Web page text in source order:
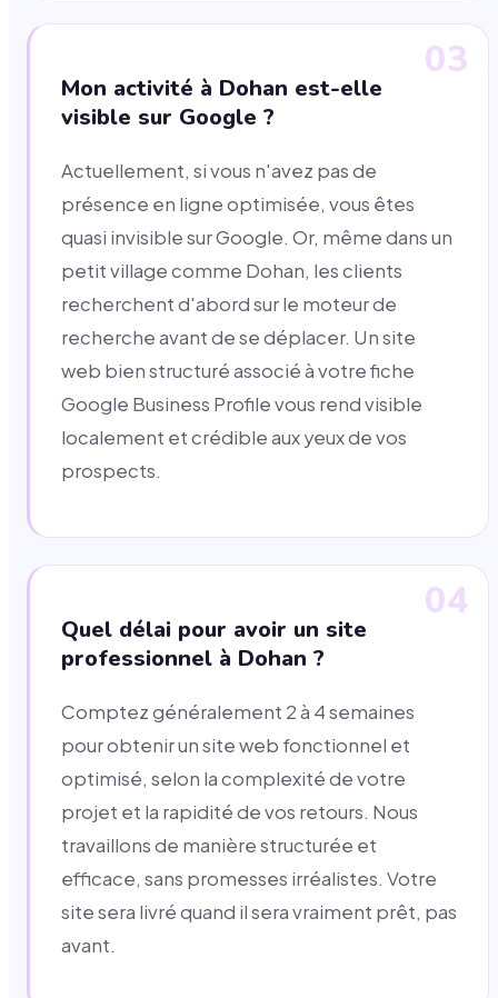
03
Mon activité à Dohan est-elle
visible sur Google ?
Actuellement, si vous n'avez pas de
présence en ligne optimisée, vous êtes
quasi invisible sur Google. Or, même dans un
petit village comme Dohan, les clients
recherchent d'abord sur le moteur de
recherche avant de se déplacer. Un site
web bien structuré associé à votre fiche
Google Business Profile vous rend visible
localement et crédible aux yeux de vos
prospects.
04
Quel délai pour avoir un site
professionnel à Dohan ?
Comptez généralement 2 à 4 semaines
pour obtenir un site web fonctionnel et
optimisé, selon la complexité de votre
projet et la rapidité de vos retours. Nous
travaillons de manière structurée et
efficace, sans promesses irréalistes. Votre
site sera livré quand il sera vraiment prêt, pas
avant.